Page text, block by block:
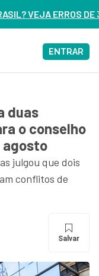
– ASSISTA AGORA
ENTRAR
duas
o conselho
agosto
julgou que dois
conflitos de
Salvar